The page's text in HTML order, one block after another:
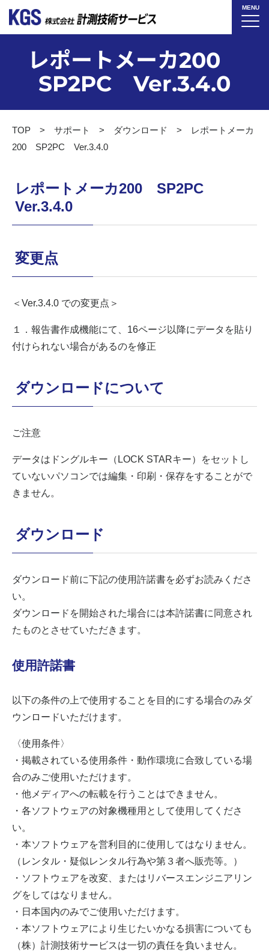
MENU
レポートメーカ200
SP2PC Ver.3.4.0
TOP サポート ダウンロード
レポートメーカ
200 SP2PC Ver.3.4.0
レポートメーカ200 SP2PC
Ver.3.4.0
変更点
＜Ver.3.4.0 での変更点＞
１．報告書作成機能にて、16ページ以降にデータを貼り
付けられない場合があるのを修正
ダウンロードについて
ご注意
データはドングルキー（LOCK STARキー）をセットし
ていないパソコンでは編集・印刷・保存をすることがで
きません。
ダウンロード
ダウンロード前に下記の使用許諾書を必ずお読みくださ
い。
ダウンロードを開始された場合には本許諾書に同意され
たものとさせていただきます。
使用許諾書
以下の条件の上で使用することを目的にする場合のみダ
ウンロードいただけます。
〈使用条件〉
・掲載されている使用条件・動作環境に合致している場
合のみご使用いただけます。
・他メディアへの転載を行うことはできません。
・各ソフトウェアの対象機種用として使用してくださ
い。
・本ソフトウェアを営利目的に使用してはなりません。
（レンタル・疑似レンタル行為や第３者へ販売等。）
・ソフトウェアを改変、またはリバースエンジニアリン
グをしてはなりません。
・日本国内のみでご使用いただけます。
・本ソフトウェアにより生じたいかなる損害についても
（株）計測技術サービスは一切の責任を負いません。